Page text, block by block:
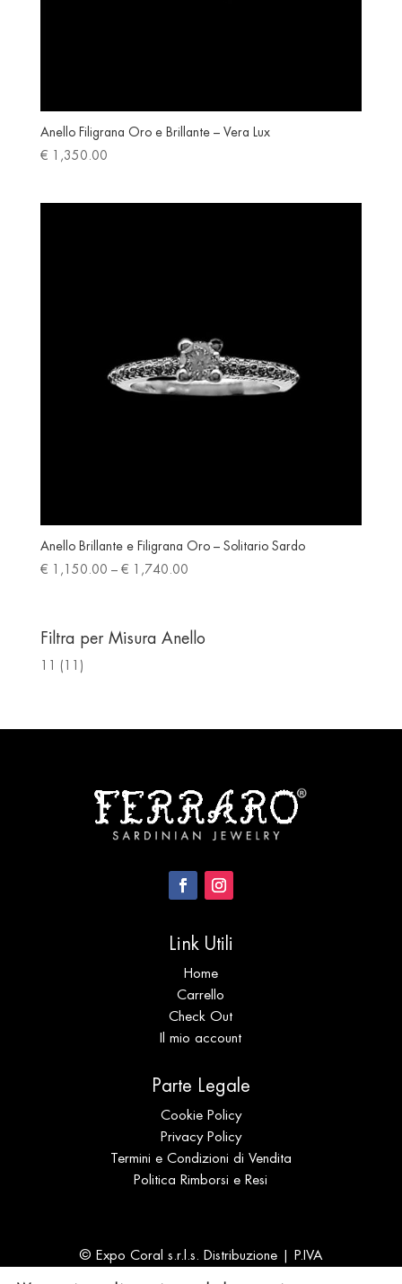
Anello Filigrana Oro e Brillante – Vera Lux
€ 1,350.00
Anello Brillante e Filigrana Oro – Solitario Sardo
€ 1,150.00 – € 1,740.00Price
through
Filtra per Misura Anello
11 (11)
Link Utili
Home
Carrello
Check Out
Il mio account
Parte Legale
Cookie Policy
Privacy Policy
Termini e Condizioni di Vendita
Politica Rimborsi e Resi
© Expo Coral s.r.l.s. Distribuzione | P.IVA